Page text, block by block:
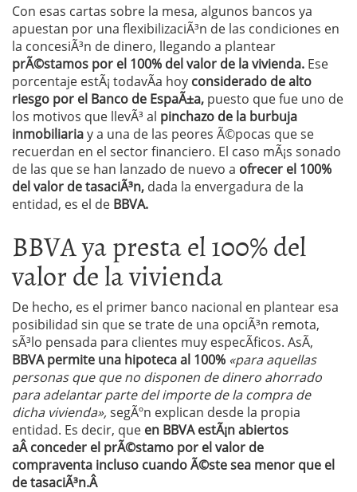
Con esas cartas sobre la mesa, algunos bancos ya
apuestan por una flexibilizaciÃ³n de las condiciones en
la concesiÃ³n de dinero, llegando a plantear
prÃ©stamos por el 100% del valor de la vivienda. Ese
porcentaje estÃ¡ todavÃ­a hoy considerado de alto
riesgo por el Banco de EspaÃ±a, puesto que fue uno de
los motivos que llevÃ³ al pinchazo de la burbuja
inmobiliariay a una de las peores Ã©pocas que se
recuerdan en el sector financiero. El caso mÃ¡s sonado
de las que se han lanzado de nuevo a ofrecer el 100%
del valor de tasaciÃ³n, dada la envergadura de la
entidad, es el de BBVA.
BBVA ya presta el 100% del
valor de la vivienda
De hecho, es el primer banco nacional en plantear esa
posibilidad sin que se trate de una opciÃ³n remota,
sÃ³lo pensada para clientes muy especÃ­ficos. AsÃ­,
BBVA permite una hipoteca al 100% «para aquellas
personas que que no disponen de dinero ahorrado
para adelantar parte del importe de la compra de
dicha vivienda»,segÃºn explican desde la propia
entidad. Es decir, que en BBVA estÃ¡n abiertos
aÂ conceder el prÃ©stamo por el valor de
compraventa incluso cuando Ã©ste sea menor que el
de tasaciÃ³n.Â